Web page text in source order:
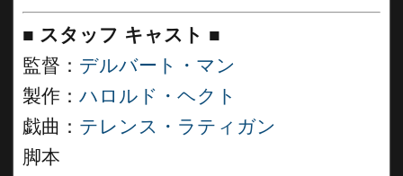
■ スタッフ キャスト ■
監督： デルバート・マン
製作： ハロルド・ヘクト
戯曲： テレンス・ラティガン
脚本